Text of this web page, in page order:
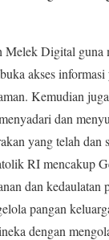
Melek Digital guna
akses
Kemudian
dan
yang telah dan
RI mencakup
dan kedaulatan
pangan
dengan